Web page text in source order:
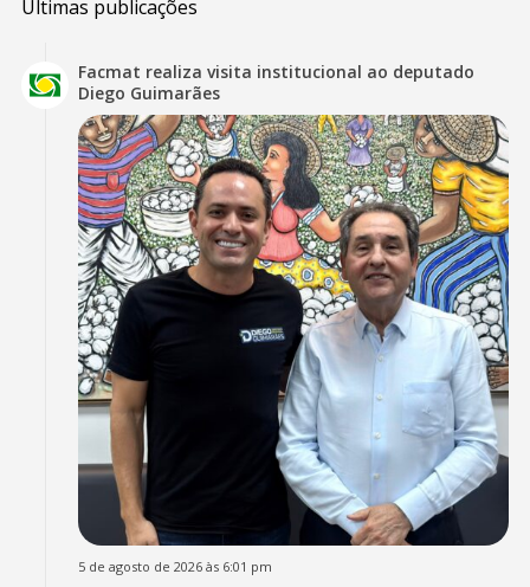
Últimas publicações
Facmat realiza visita institucional ao deputado
Diego Guimarães
5 de agosto de 2026 às 6:01 pm